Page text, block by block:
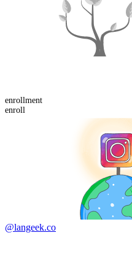
enrollment
enroll
@langeek.co